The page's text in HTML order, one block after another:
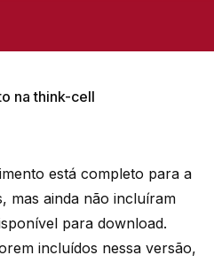
nathink-cell
está completo para a
mas ainda não incluíram
para download.
incluídos nessa versão,